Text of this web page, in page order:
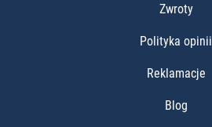
Zwroty
Polityka opinii
Reklamacje
Blog